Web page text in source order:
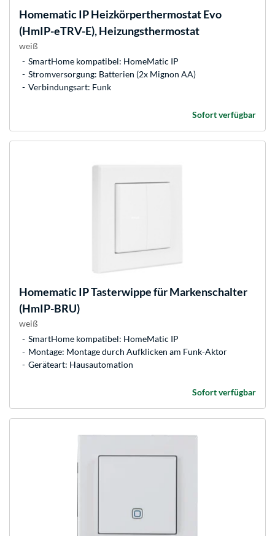
Homematic IPHeizkörperthermostat Evo
(HmIP-eTRV-E), Heizungsthermostat
weiß
SmartHome kompatibel: HomeMatic IP
Stromversorgung: Batterien (2x Mignon AA)
Verbindungsart: Funk
Sofort verfügbar
Homematic IPTasterwippe für Markenschalter
(HmIP-BRU)
weiß
SmartHome kompatibel: HomeMatic IP
Montage: Montage durch Aufklicken am Funk-Aktor
Geräteart: Hausautomation
Sofort verfügbar